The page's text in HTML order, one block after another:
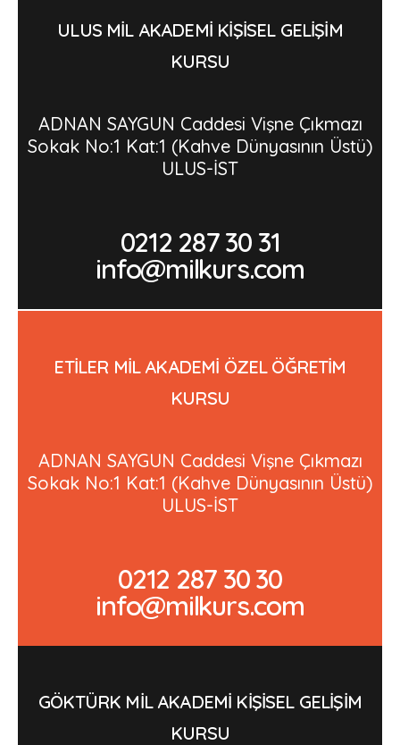
ULUS MİL AKADEMİ KİŞİSEL GELİŞİM
KURSU
ADNAN SAYGUN Caddesi Vişne Çıkmazı
Sokak No:1 Kat:1 (Kahve Dünyasının Üstü)
ULUS-İST
0212 287 30 31
info@milkurs.com
ETİLER MİL AKADEMİ ÖZEL ÖĞRETİM
KURSU
ADNAN SAYGUN Caddesi Vişne Çıkmazı
Sokak No:1 Kat:1 (Kahve Dünyasının Üstü)
ULUS-İST
0212 287 30 30
info@milkurs.com
GÖKTÜRK MİL AKADEMİ KİŞİSEL GELİŞİM
KURSU